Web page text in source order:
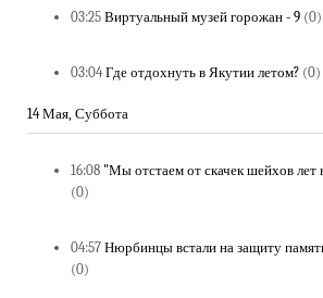
03:25 Виртуальный музей горожан - 9 (0)
03:04 Где отдохнуть в Якутии летом? (0)
14 Мая, Суббота
16:08 "Мы отстаем от скачек шейхов лет
(0)
04:57 Нюрбинцы встали на защиту
(0)